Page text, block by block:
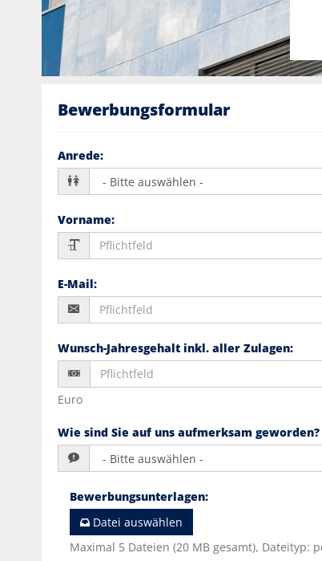
Bewerbungsformular
Anrede:
Vorname:
E-Mail:
Wunsch-Jahresgehalt inkl. aller Zulagen:
Euro
Wie sind Sie auf uns aufmerksam geworden?
Bewerbungsunterlagen:
Datei auswählen
Maximal 5 Dateien (20 MB gesamt), Dateityp: